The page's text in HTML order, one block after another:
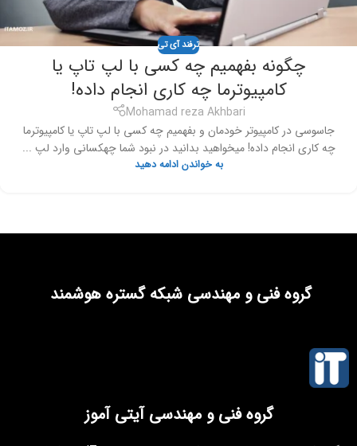
ترفند آی تی
چگونه بفهمیم چه کسی با لپ تاپ یا
کامپیوترما چه کاری انجام داده!
Mohamad reza Akhbari
جاسوسی در کامپیوتر خودمان و بفهمیم چه کسی با لپ تاپ یا کامپیوترما
چه کاری انجام داده! میخواهید بدانید در نبود شما چهکسانی وارد لپ ...
به خواندن ادامه دهید
گروه فنی و مهندسی شبکه گستره هوشمند
گروه فنی و مهندسی آیتی آموز